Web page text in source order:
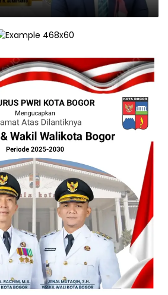
dan Wakil
Periode 2025-